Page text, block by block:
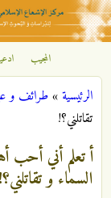
المجيب
أنت هنا
الرئيسية»طرائف و
تقاتلني؟!
أ تعلم أني
السماء و تقاتلني؟!